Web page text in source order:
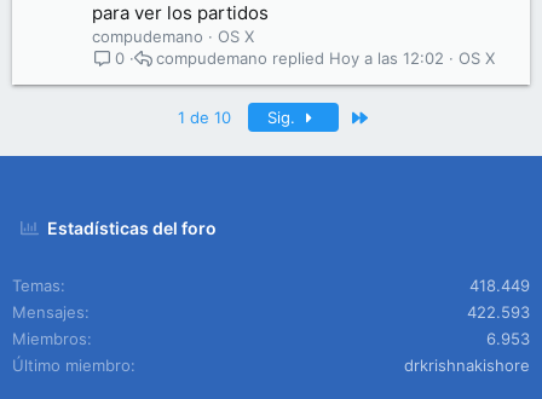
para ver los partidos
compudemano
OS X
0
OS X
Hoy a las 12:02
compudemano
1 de 10 Sig.
Estadísticas del foro
Temas
418.449
Mensajes
422.593
Miembros
6.953
Último miembro
drkrishnakishore